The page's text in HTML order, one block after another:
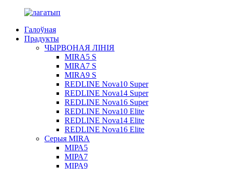
Галоўная
Прадукты
ЧЫРВОНАЯ ЛІНІЯ
MIRA5 S
MIRA7 S
MIRA9 S
REDLINE Nova10 Super
REDLINE Nova14 Super
REDLINE Nova16 Super
REDLINE Nova10 Elite
REDLINE Nova14 Elite
REDLINE Nova16 Elite
Серыя MIRA
МІРА5
МІРА7
МІРА9